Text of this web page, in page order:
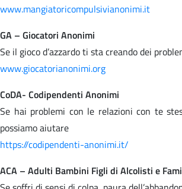
www.mangiatoricompulsivianonimi.it
GA – Giocatori Anonimi
Se il gioco d’azzardo ti sta creando dei
www.giocatorianonimi.org
CoDA- Codipendenti Anonimi
Se hai problemi con le relazioni con te
possiamo aiutare
https://codipendenti-anonimi.it/
ACA – Adulti Bambini Figli di Alcolisti e